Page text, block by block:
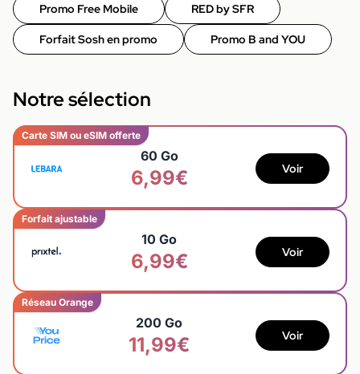
Promo Free Mobile RED by SFR
Forfait Sosh en promo Promo B and YOU
Notre sélection
Carte SIM ou eSIM offerte
60 Go
6,99€ Voir
Forfait ajustable
10 Go
6,99€ Voir
Réseau Orange
200 Go
11,99€ Voir